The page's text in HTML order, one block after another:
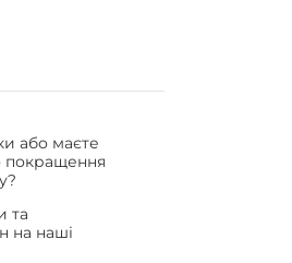
або маєте
покращення
та
на наші